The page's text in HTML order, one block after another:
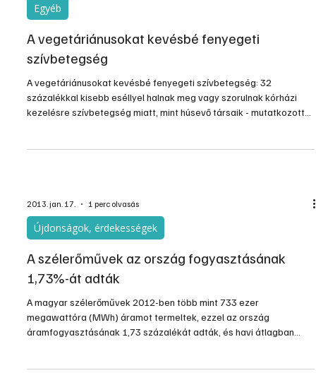
Egyéb
A vegetáriánusokat kevésbé fenyegeti
szívbetegség
A vegetáriánusokat kevésbé fenyegeti szívbetegség: 32
százalékkal kisebb eséllyel halnak meg vagy szorulnak kórházi
kezelésre szívbetegség miatt, mint húsevő társaik - mutatkozott
2013. jan. 17. 1 perc olvasás
Újdonságok, érdekességek
A szélerőművek az ország fogyasztásának
1,73%-át adták
A magyar szélerőművek 2012-ben több mint 733 ezer
megawattóra (MWh) áramot termeltek, ezzel az ország
áramfogyasztásának 1,73 százalékát adták, és havi átlagban